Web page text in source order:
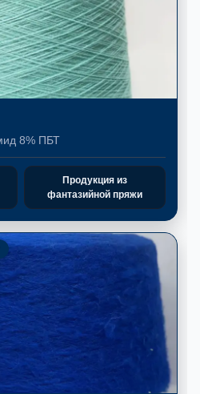
8% ПБТ
Продукция из
фантазийной пряжи